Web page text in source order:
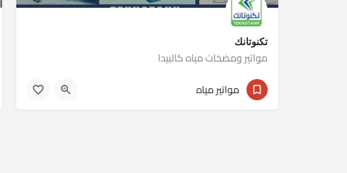
تكنوتانك
مواتير ومضخات مياه كالبيدا
01023430301
مواتير مياه